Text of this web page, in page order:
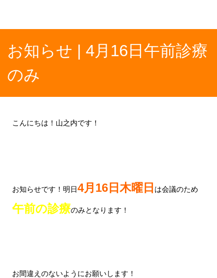
お知らせ | 4月16日午前診療
のみ
こんにちは！山之内です！
お知らせです！明日4月16日木曜日 は会議のため
午前の診療のみとなります！
お間違えのないようにお願いします！